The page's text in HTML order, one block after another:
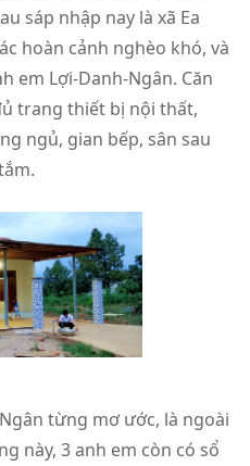
sáp nhập nay là xã Ea
hoàn cảnh nghèo khó, và
em Lợi-Danh-Ngân. Căn
trang thiết bị nội thất,
ngủ, gian bếp, sân sau
từng mơ ước, là ngoài
này, 3 anh em còn có sổ